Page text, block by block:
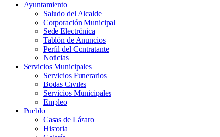
Ayuntamiento
Saludo del Alcalde
Corporación Municipal
Sede Electrónica
Tablón de Anuncios
Perfil del Contratante
Noticias
Servicios Municipales
Servicios Funerarios
Bodas Civiles
Servicios Municipales
Empleo
Pueblo
Casas de Lázaro
Historia